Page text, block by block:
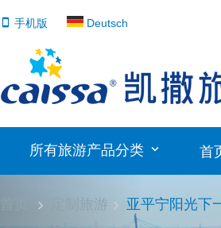
手机版 Deutsch
所有旅游产品分类 首
定制旅游 亚平宁阳光下